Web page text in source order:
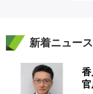
新着ニュース
官